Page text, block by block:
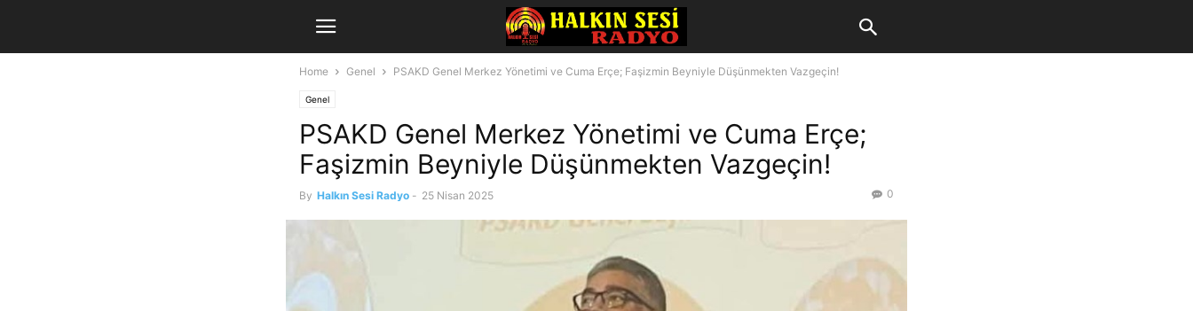
Home Genel PSAKD Genel Merkez Yönetimi ve Cuma Erçe; Faşizmin Beyniyle Düşünmekten Vazgeçin!
Genel
PSAKD Genel Merkez Yönetimi ve Cuma Erçe;
Faşizmin Beyniyle Düşünmekten Vazgeçin!
By Halkın Sesi Radyo - 25 Nisan 2025 0